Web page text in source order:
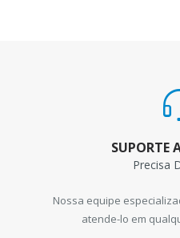
SUPORTE
Precisa
Nossa equipe
atende-lo em